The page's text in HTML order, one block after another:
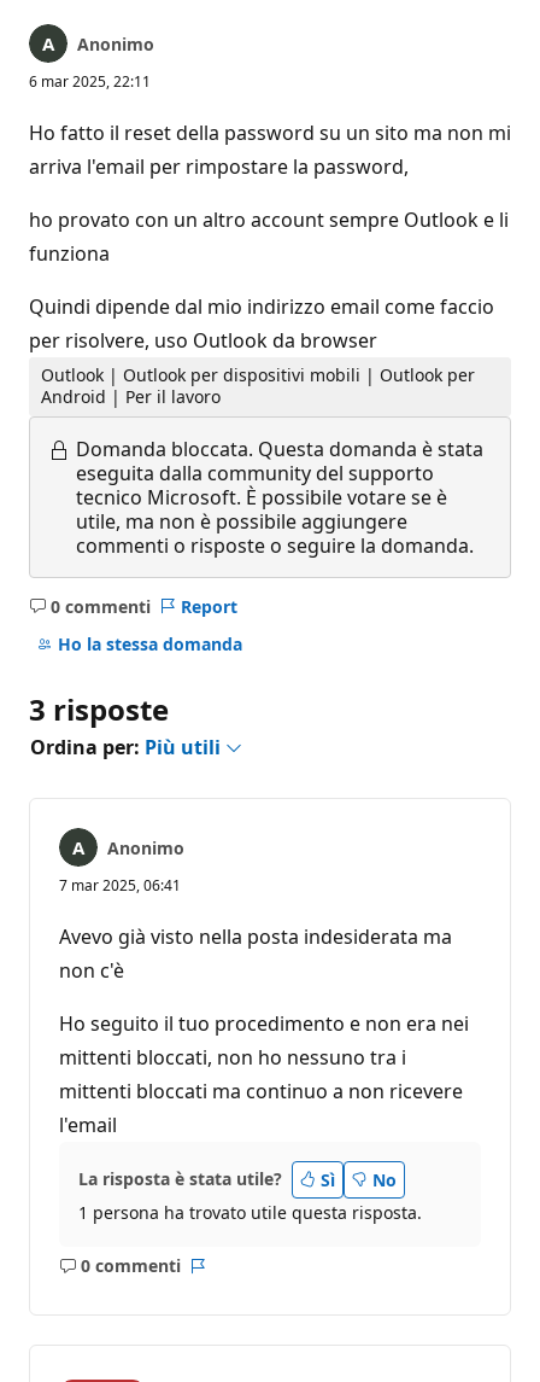
Anonimo
6 mar 2025, 22:11
Ho fatto il reset della password su un sito ma non mi
arriva l'email per rimpostare la password,
ho provato con un altro account sempre Outlook e li
funziona
Quindi dipende dal mio indirizzo email come faccio
per risolvere, uso Outlook da browser
Outlook | Outlook per dispositivi mobili | Outlook per
Android | Per il lavoro
Domanda bloccata. Questa domanda è stata
eseguita dalla community del supporto
tecnico Microsoft. È possibile votare se è
utile, ma non è possibile aggiungere
commenti o risposte o seguire la domanda.
0 commenti
Nessun
commento
Report
Ho la stessa domanda
3 risposte
Ordina per: Più utili
Anonimo
7 mar 2025, 06:41
Avevo già visto nella posta indesiderata ma
non c'è
Ho seguito il tuo procedimento e non era nei
mittenti bloccati, non ho nessuno tra i
mittenti bloccati ma continuo a non ricevere
l'email
La risposta è stata utile? Sì
No
1 persona ha trovato utile questa risposta.
0 commenti
Nessun